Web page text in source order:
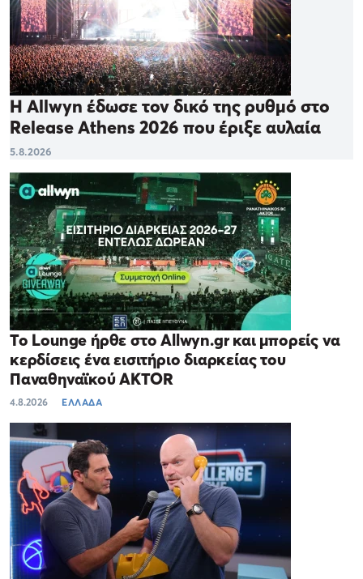
Η Allwyn έδωσε τον δικό της ρυθμό στο
Release Athens 2026 που έριξε αυλαία
5.8.2026
Το Lounge ήρθε στο Allwyn.gr και μπορείς να
κερδίσεις ένα εισιτήριο διαρκείας του
Παναθηναϊκού AKTOR
4.8.2026 ΕΛΛΑΔΑ